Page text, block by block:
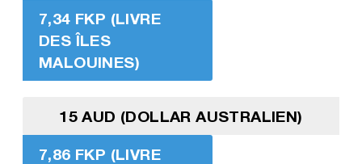
7,34 FKP (LIVRE
DES ÎLES
MALOUINES)
15 AUD (DOLLAR AUSTRALIEN)
7,86 FKP (LIVRE